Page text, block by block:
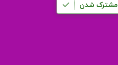
مشترک شدن